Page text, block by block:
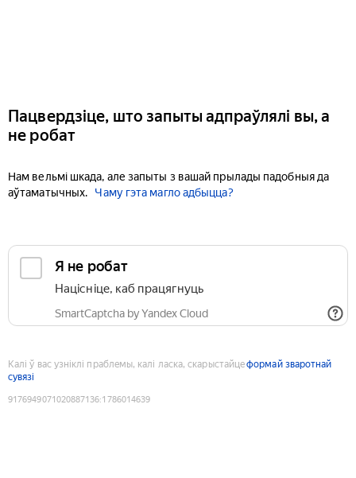
Пацвердзіце, што запыты адпраўлялі вы, а
не робат
Нам вельмі шкада, але запыты з вашай прылады падобныя да
аўтаматычных.
Чаму гэта магло адбыцца?
Я не робат
Націсніце, каб працягнуць
SmartCaptcha by Yandex Cloud
Калі ў вас узніклі праблемы, калі ласка, скарыстайцеформай зваротнай
сувязі
9176949071020887136:1786014639